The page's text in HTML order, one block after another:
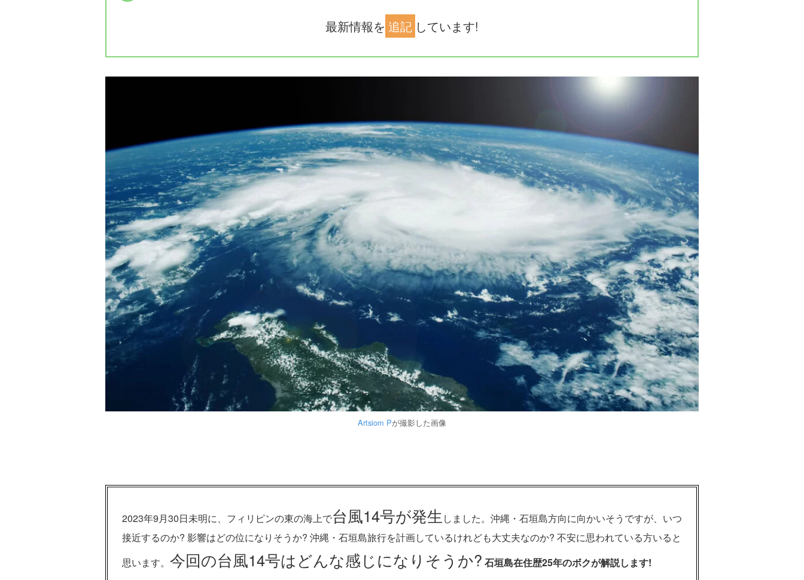
最新情報を 追記 しています!
Artsiom Pが撮影した画像
2023年9月30日未明に、フィリピンの東の海上で台風14号が発生 しました。沖縄・石垣島方向に向かいそうですが、いつ
接近するのか? 影響はどの位になりそうか? 沖縄・石垣島旅行を計画しているけれども大丈夫なのか? 不安に思われている方いると
思います。 今回の台風14号はどんな感じになりそうか? 石垣島在住歴25年のボクが解説します!